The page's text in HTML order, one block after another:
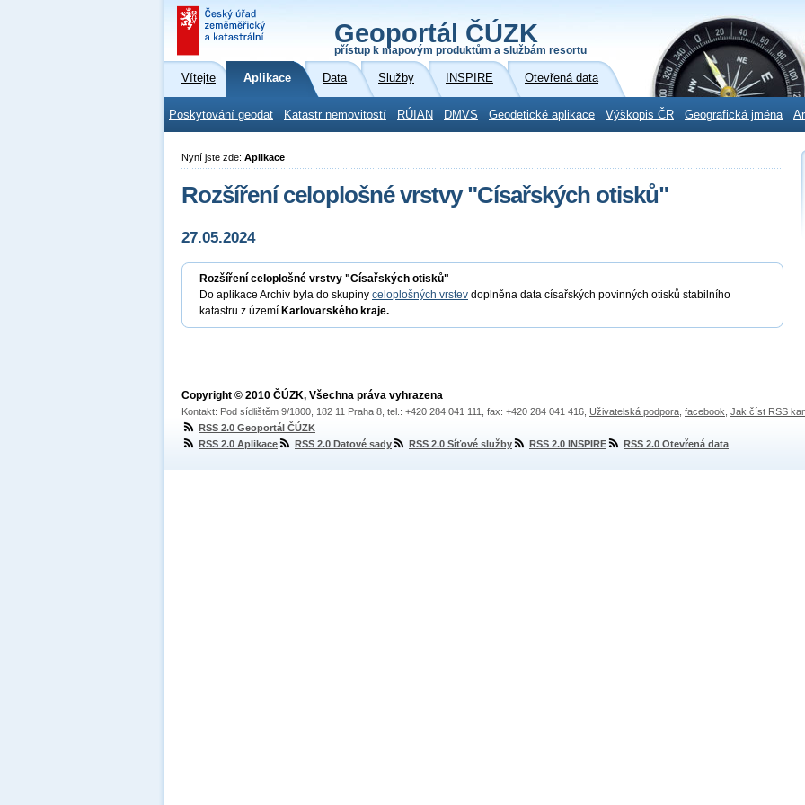
Geoportál ČÚZK
přístup k mapovým produktům a službám resortu
Vítejte Aplikace Data Služby INSPIRE Otevřená data
Poskytování geodat Katastr nemovitostí RÚIAN DMVS Geodetické aplikace Výškopis ČR Geografická jména
Nyní jste zde: Aplikace
Rozšíření celoplošné vrstvy "Císařských otisků"
27.05.2024
Rozšíření celoplošné vrstvy "Císařských otisků"
Do aplikace Archiv byla do skupiny celoplošných vrstev doplněna data císařských povinných otisků stabilního
katastru z území Karlovarského kraje.
Copyright © 2010 ČÚZK, Všechna práva vyhrazena
Kontakt: Pod sídlištěm 9/1800, 182 11 Praha 8, tel.: +420 284 041 111, fax: +420 284 041 416, Uživatelská podpora facebook Jak číst RSS
RSS 2.0 Geoportál ČÚZK
RSS 2.0 Aplikace
RSS 2.0 Datové sady RSS 2.0 Síťové služby RSS 2.0 INSPIRE RSS 2.0 Otevřená data